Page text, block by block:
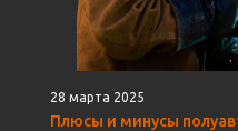
28 марта 2025
Плюсы и минусы